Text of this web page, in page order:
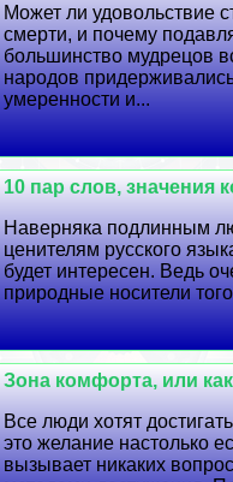
Может ли удовольствие
cмepти, и почему
большинство мудрецов
народов
умеренности и...
10 пар слов, значения
Наверняка подлинным
ценителям русского
будет интересен. Ведь
природные носители
Зона комфорта, или
Все люди хотят
это желание настолько
вызывает никаких